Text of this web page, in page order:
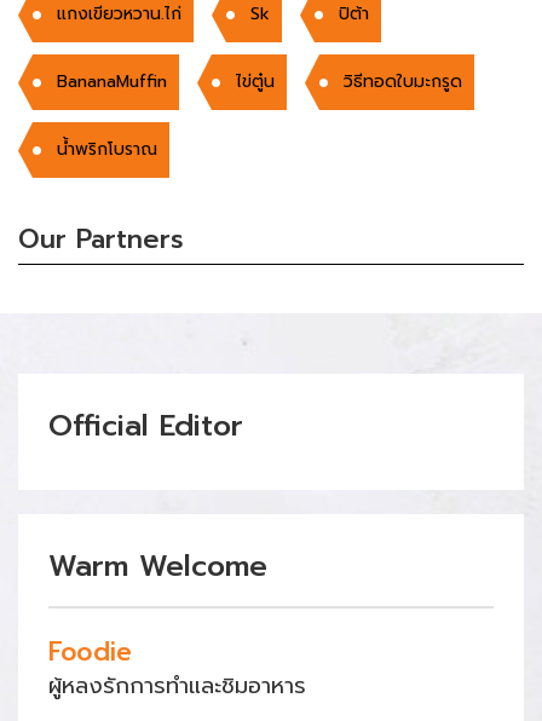
แกงเขียวหวาน.ไก่ Sk ปิต้า
BananaMuffin ไข่ตู๋น วิธีทอดใบมะกรูด
น้ำพริกโบราณ
Our Partners
Official Editor
Warm Welcome
Foodie
ผู้หลงรักการทำและชิมอาหาร